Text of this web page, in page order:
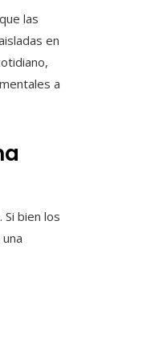
las
en
a
Si bien los